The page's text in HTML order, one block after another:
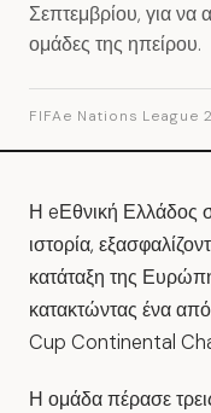
Σεπτεμβρίου, για να
ομάδες της ηπείρου.
FIFAe Nations League
Η eΕθνική Ελλάδος
ιστορία,
κατάταξη της
κατακτώντας ένα από
Cup Continental
Η ομάδα πέρασε